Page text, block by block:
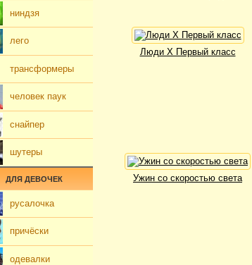
Люди Х Первый класс
Ужин со скоростью света
ниндзя
лего
трансформеры
человек паук
снайпер
шутеры
ДЛЯ ДЕВОЧЕК
русалочка
причёски
одевалки